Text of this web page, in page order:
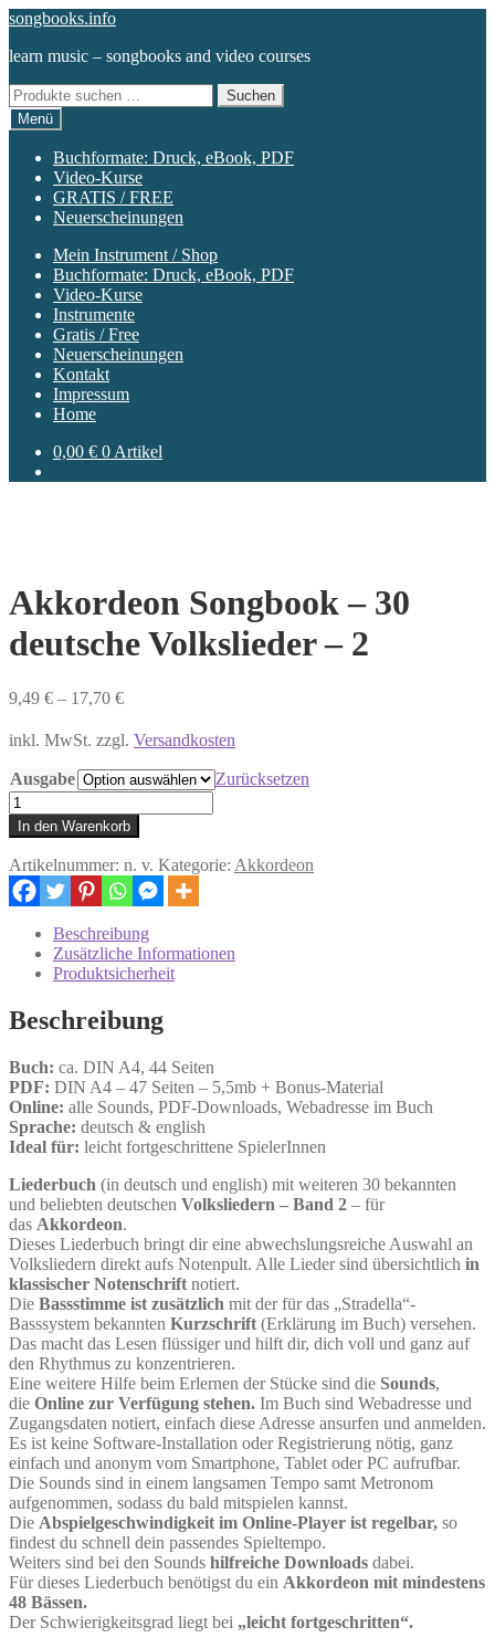
Zur
springen
Zum
springen
songbooks.info
learn music – songbooks and video courses
Suchen
nach:
Suchen
Menü
Buchformate: Druck, eBook, PDF
Video-Kurse
GRATIS / FREE
Neuerscheinungen
Mein Instrument / Shop
Buchformate: Druck, eBook, PDF
Video-Kurse
Instrumente
Gratis / Free
Neuerscheinungen
Kontakt
Impressum
Home
0,00 € 0 Artikel
Akkordeon Songbook – 30
deutsche Volkslieder – 2
9,49 € – 17,70 €
inkl. MwSt. zzgl. Versandkosten
Ausgabe
Zurücksetzen
Akkordeon
Songbook
-
30
deutsche
Volkslieder
Menge
In den Warenkorb
Artikelnummer: n. v. Kategorie: Akkordeon
Beschreibung
Zusätzliche Informationen
Produktsicherheit
Beschreibung
Buch: ca. DIN A4, 44 Seiten
PDF: DIN A4 – 47 Seiten – 5,5mb + Bonus-Material
Online: alle Sounds, PDF-Downloads, Webadresse im Buch
Sprache: deutsch & english
Ideal für: leicht fortgeschrittene SpielerInnen
Liederbuch (in deutsch und english) mit weiteren 30 bekannten
und beliebten deutschen Volksliedern – Band 2 – für
das Akkordeon.
Dieses Liederbuch bringt dir eine abwechslungsreiche Auswahl an
Volksliedern direkt aufs Notenpult. Alle Lieder sind übersichtlich in
klassischer Notenschrift notiert.
Die Bassstimme ist zusätzlich mit der für das „Stradella“-
Basssystem bekannten Kurzschrift (Erklärung im Buch) versehen.
Das macht das Lesen flüssiger und hilft dir, dich voll und ganz auf
den Rhythmus zu konzentrieren.
Eine weitere Hilfe beim Erlernen der Stücke sind die Sounds,
die Online zur Verfügung stehen. Im Buch sind Webadresse und
Zugangsdaten notiert, einfach diese Adresse ansurfen und anmelden.
Es ist keine Software-Installation oder Registrierung nötig, ganz
einfach und anonym vom Smartphone, Tablet oder PC aufrufbar.
Die Sounds sind in einem langsamen Tempo samt Metronom
aufgenommen, sodass du bald mitspielen kannst.
Die Abspielgeschwindigkeit im Online-Player ist regelbar, so
findest du schnell dein passendes Spieltempo.
Weiters sind bei den Sounds hilfreiche Downloads dabei.
Für dieses Liederbuch benötigst du ein Akkordeon mit mindestens
48 Bässen.
Der Schwierigkeitsgrad liegt bei „leicht fortgeschritten“.